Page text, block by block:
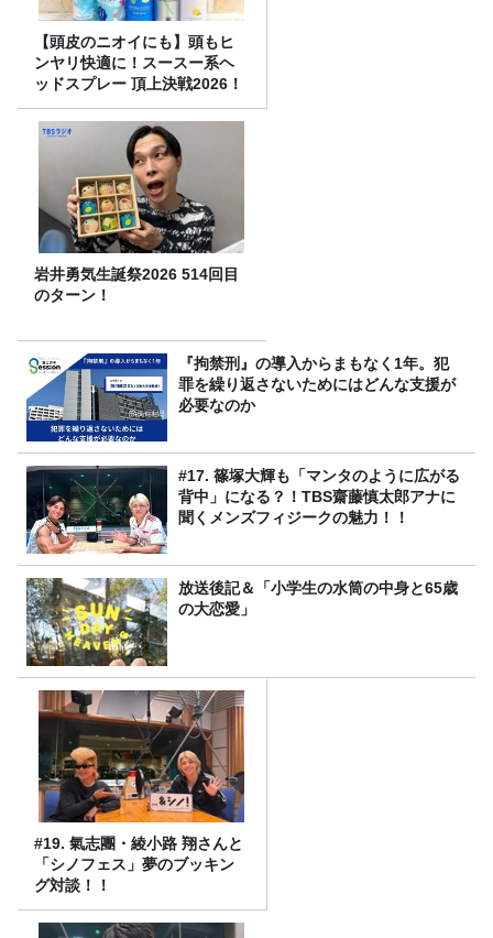
【頭皮のニオイにも】頭もヒ
ンヤリ快適に！スースー系ヘ
ッドスプレー 頂上決戦2026！
岩井勇気生誕祭2026 514回目
のターン！
『拘禁刑』の導入からまもなく1年。犯
罪を繰り返さないためにはどんな支援が
必要なのか
#17. 篠塚大輝も「マンタのように広がる
背中」になる？！TBS齋藤慎太郎アナに
聞くメンズフィジークの魅力！！
放送後記＆「小学生の水筒の中身と65歳
の大恋愛」
#19. 氣志團・綾小路 翔さんと
「シノフェス」夢のブッキン
グ対談！！